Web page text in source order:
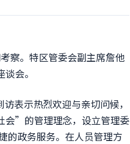
察。特区管委会副主席詹他
会。
表示热烈欢迎与亲切问候，
会”的管理理念，设立管理委
的政务服务。在人员管理方